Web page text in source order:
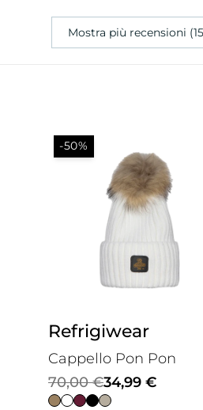
Mostra più recensioni
-50%
Refrigiwear
Cappello Pon Pon
70,00€
Il
prezzo
34,99 €
Il
prezzo